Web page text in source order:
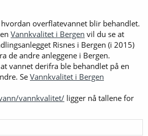
overflatevannet blir behandlet.
Vannkvalitet i Bergen vil du se at
Risnes i Bergen (i 2015)
de andre anleggene i Bergen.
vannet derifra ble behandlet på en
Se Vannkvalitet i Bergen
vannkvalitet/ ligger nå tallene for